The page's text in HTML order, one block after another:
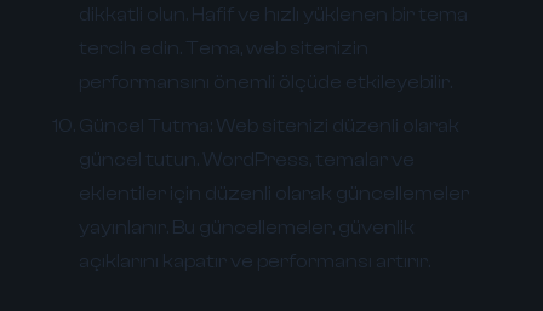
dikkatli olun. Hafif ve hızlı yüklenen bir tema
tercih edin. Tema, web sitenizin
performansını önemli ölçüde etkileyebilir.
Güncel Tutma: Web sitenizi düzenli olarak
güncel tutun. WordPress, temalar ve
eklentiler için düzenli olarak güncellemeler
yayınlanır. Bu güncellemeler, güvenlik
açıklarını kapatır ve performansı artırır.